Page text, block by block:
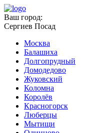
Ваш город:
Сергиев Посад
Москва
Балашиха
Долгопрудный
Домодедово
Жуковский
Коломна
Королёв
Красногорск
Люберцы
Мытищи